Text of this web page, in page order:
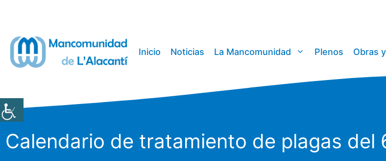
Inicio Noticias La Mancomunidad Plenos Obras
Calendario de tratamiento de plagas del